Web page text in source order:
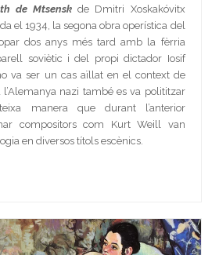
de Mtsensk de Dmitri Xoskakóvitx
el 1934, la segona obra operística del
dos anys més tard amb la fèrria
soviètic i del propi dictador Iosif
va ser un cas aïllat en el context de
l’Alemanya nazi també es va polititzar
manera que durant l’anterior
compositors com Kurt Weill van
en diversos títols escènics.